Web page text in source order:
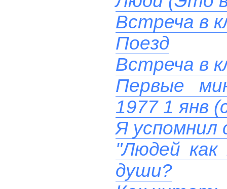
Встреча в
Поезд
Встреча в
Первые
1977 1 янв
Я успомнил
"Людей
души?